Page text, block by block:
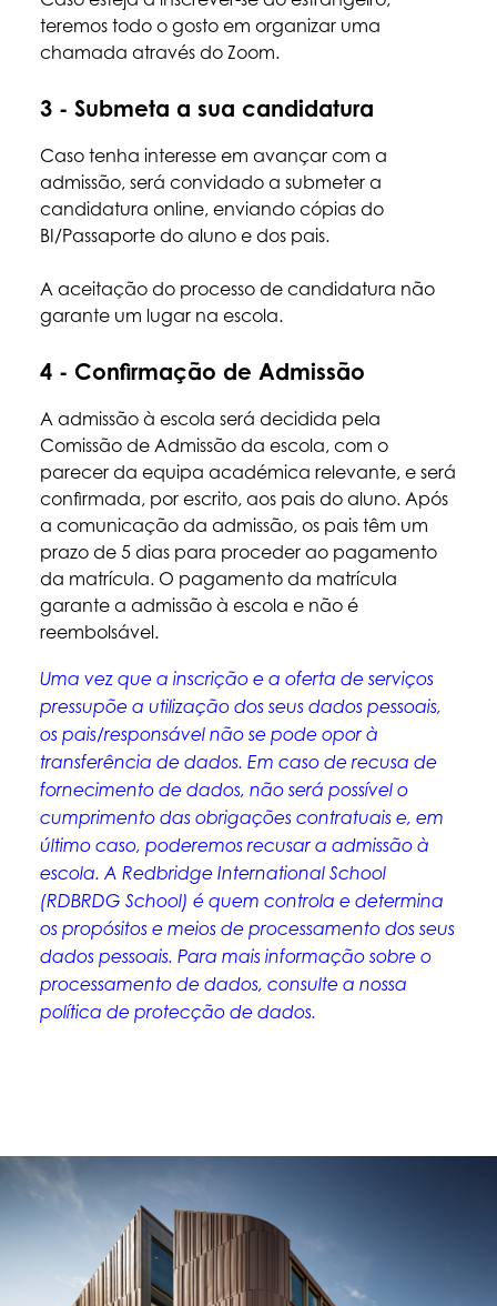
teremos todo o gosto em organizar uma
chamada através do Zoom.
3 - Submeta a sua candidatura
Caso tenha interesse em avançar com a
admissão, será convidado a submeter a
candidatura online, enviando cópias do
BI/Passaporte do aluno e dos pais.
A aceitação do processo de candidatura não
garante um lugar na escola.
4 - Confirmação de Admissão
A admissão à escola será decidida pela
Comissão de Admissão da escola, com o
parecer da equipa académica relevante, e será
confirmada, por escrito, aos pais do aluno. Após
a comunicação da admissão, os pais têm um
prazo de 5 dias para proceder ao pagamento
da matrícula. O pagamento da matrícula
garante a admissão à escola e não é
reembolsável.
Uma vez que a inscrição e a oferta de serviços
pressupõe a utilização dos seus dados pessoais,
os pais/responsável não se pode opor à
transferência de dados. Em caso de recusa de
fornecimento de dados, não será possível o
cumprimento das obrigações contratuais e, em
último caso, poderemos recusar a admissão à
escola. A Redbridge International School
(RDBRDG School) é quem controla e determina
os propósitos e meios de processamento dos seus
dados pessoais. Para mais informação sobre o
processamento de dados, consulte a nossa
política de protecção de dados.